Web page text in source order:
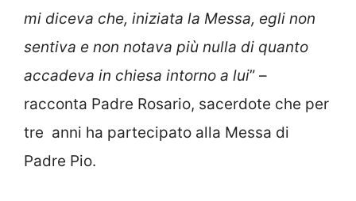
mi diceva che, iniziata la Messa, egli non
sentiva e non notava più nulla di quanto
accadeva in chiesa intorno a lui” –
racconta Padre Rosario, sacerdote che per
tre anni ha partecipato alla Messa di
Padre Pio.